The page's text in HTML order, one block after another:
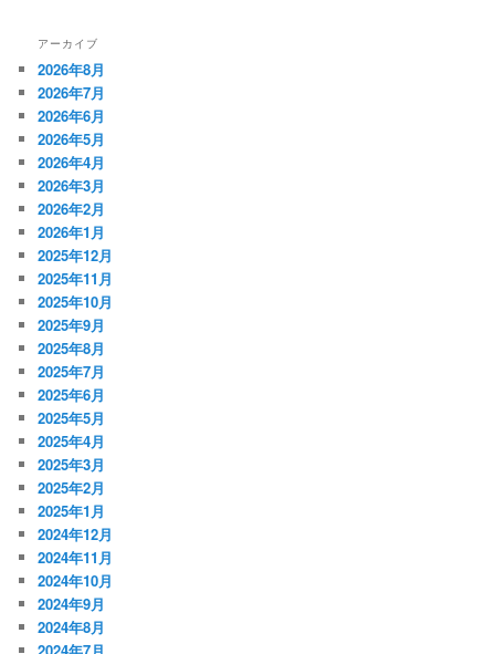
アーカイブ
2026年8月
2026年7月
2026年6月
2026年5月
2026年4月
2026年3月
2026年2月
2026年1月
2025年12月
2025年11月
2025年10月
2025年9月
2025年8月
2025年7月
2025年6月
2025年5月
2025年4月
2025年3月
2025年2月
2025年1月
2024年12月
2024年11月
2024年10月
2024年9月
2024年8月
2024年7月